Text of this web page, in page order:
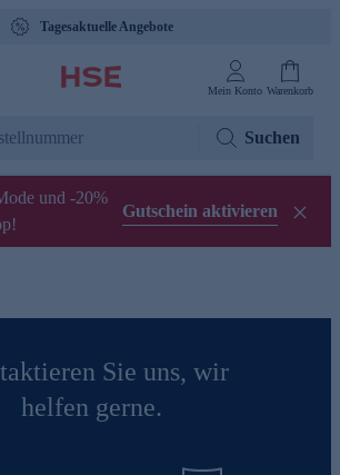
Tagesaktuelle Angebote
Mein Konto Warenkorb
Suchen
und -20%
Gutschein aktivieren
Sie uns, wir
helfen gerne.